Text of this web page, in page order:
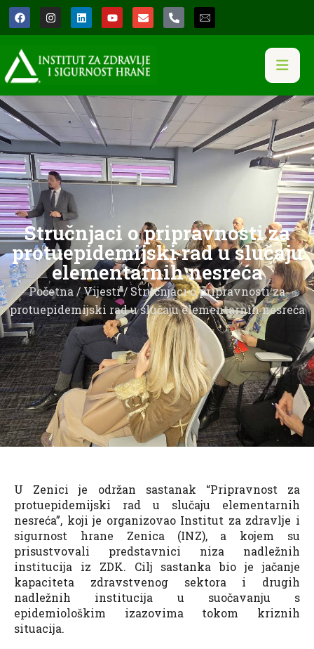
Stručnjaci o pripravnosti za
protuepidemijski rad u slučaju
elementarnih nesreća
Početna/Vijesti/ Stručnjaci o pripravnosti za
protuepidemijski rad u slučaju elementarnih nesreća
U Zenici je održan sastanak “Pripravnost za
protuepidemijski rad u slučaju elementarnih
nesreća”, koji je organizovao Institut za zdravlje i
sigurnost hrane Zenica (INZ), a kojem su
prisustvovali predstavnici niza nadležnih
institucija iz ZDK. Cilj sastanka bio je jačanje
kapaciteta zdravstvenog sektora i drugih
nadležnih institucija u suočavanju s
epidemiološkim izazovima tokom kriznih
situacija.